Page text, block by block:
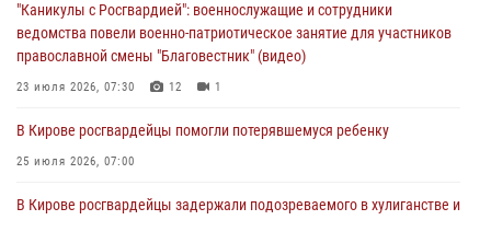
01 августа 2026, 09:39
"Каникулы с Росгвардией": военнослужащие и сотрудники
ведомства повели военно-патриотическое занятие для участников
православной смены "Благовестник" (видео)
23 июля 2026, 07:30 12 1
В Кирове росгвардейцы помогли потерявшемуся ребенку
25 июля 2026, 07:00
В Кирове росгвардейцы задержали подозреваемого в хулиганстве и